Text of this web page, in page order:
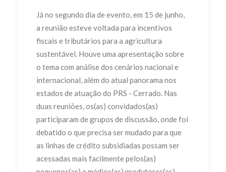
Já no segundo dia de evento, em 15 de junho,
a reunião esteve voltada para incentivos
fiscais e tributários para a agricultura
sustentável. Houve uma apresentação sobre
o tema com análise dos cenários nacional e
internacional, além do atual panorama nos
estados de atuação do PRS - Cerrado. Nas
duas reuniões, os(as) convidados(as)
participaram de grupos de discussão, onde foi
debatido o que precisa ser mudado para que
as linhas de crédito subsidiadas possam ser
acessadas mais facilmente pelos(as)